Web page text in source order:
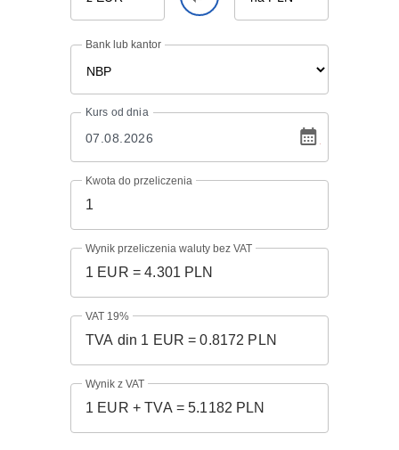
Bank lub kantor
Kurs od dnia
Kwota do przeliczenia
Wynik przeliczenia waluty bez VAT
VAT 19%
Wynik z VAT